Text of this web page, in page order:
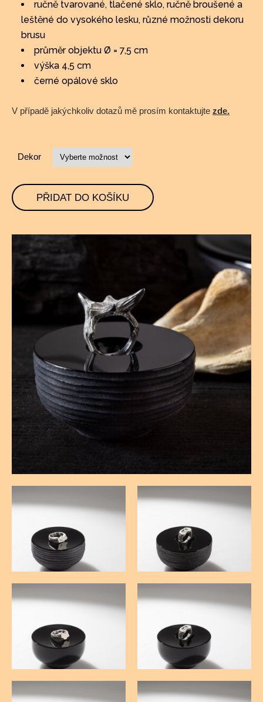
ručně tvarované, tlačené sklo, ručně broušené a
leštěné do vysokého lesku, různé možnosti dekoru
brusu
průměr objektu Ø = 7,5 cm
výška 4,5 cm
černé opálové sklo
V případě jakýchkoliv dotazů mě prosím kontaktujte zde.
Dekor
PŘIDAT DO KOŠÍKU